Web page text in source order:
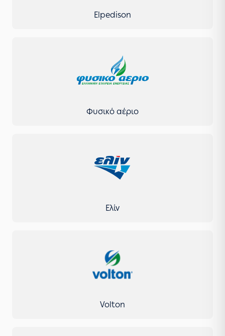
Elpedison
Φυσικό αέριο
Ελίν
Volton